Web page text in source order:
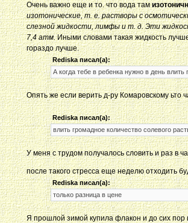
Очень важно еще и то. что вода там
изотонические, т. е. растворы с
слезной жидкости, лимфы и т. д. Эти
7,4 атм.Иными словами такая жидкость
гораздо лучше.
Rediska писал(а):
А когда тебе в ребенка нужно в день
Опять же если верить д-ру Комаровскому ьто
Rediska писал(а):
влить громадное количество солевого
У меня с трудом получалось словить и раз в
после такого стресса еще неделю отходить
Rediska писал(а):
только разница в цене
Я прошлой зимой купила флакон и до сих пор